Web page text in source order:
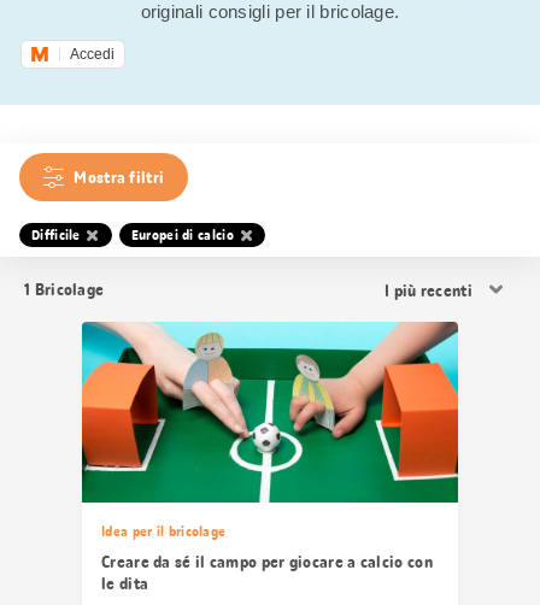
originali consigli per il bricolage.
Accedi
Mostra filtri
Difficile Europei di calcio
1 Bricolage
i
risultati
Idea per il bricolage
Creare da sé il campo per giocare a calcio con
le dita